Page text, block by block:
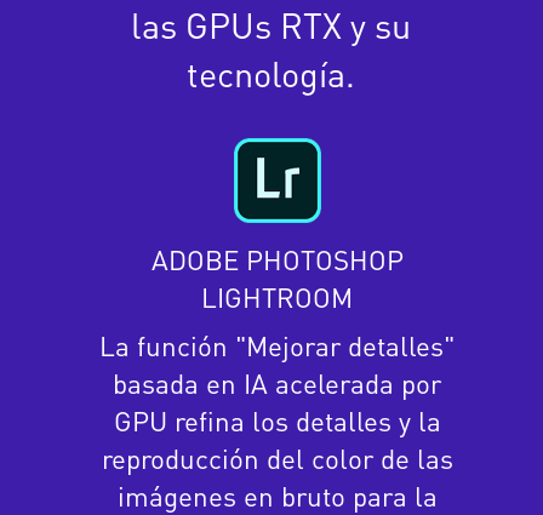
las GPUs RTX y su
tecnología.
ADOBE PHOTOSHOP
LIGHTROOM
La función "Mejorar detalles"
basada en IA acelerada por
GPU refina los detalles y la
reproducción del color de las
imágenes en bruto para la